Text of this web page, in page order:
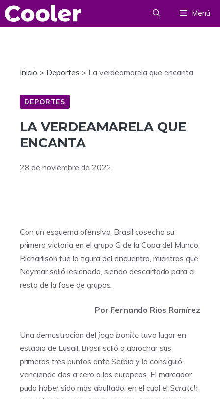
Saltar
al
Menú
Inicio > Deportes > La verdeamarela que encanta
DEPORTES
LA VERDEAMARELA QUE
ENCANTA
28 de noviembre de 2022
Con un esquema ofensivo, Brasil cosechó su
primera victoria en el grupo G de la Copa del Mundo.
Richarlison fue la figura del encuentro, mientras que
Neymar salió lesionado, siendo descartado para el
resto de la fase de grupos.
Por Fernando Ríos Ramírez
Una demostración del jogo bonito tuvo lugar en
estadio de Lusail. Brasil salió a abrochar sus
primeros tres puntos ante Serbia y lo consiguió,
venciendo dos a cero a los europeos. El marcador
pudo haber sido más abultado, en el cual el Scratch